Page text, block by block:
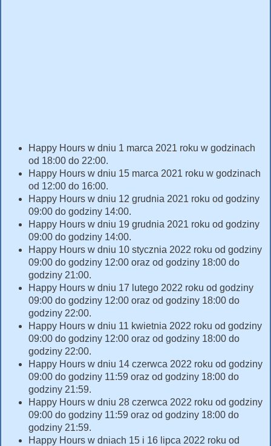
Happy Hours w dniu 1 marca 2021 roku w godzinach
od 18:00 do 22:00.
Happy Hours w dniu 15 marca 2021 roku w godzinach
od 12:00 do 16:00.
Happy Hours w dniu 12 grudnia 2021 roku od godziny
09:00 do godziny 14:00.
Happy Hours w dniu 19 grudnia 2021 roku od godziny
09:00 do godziny 14:00.
Happy Hours w dniu 10 stycznia 2022 roku od godziny
09:00 do godziny 12:00 oraz od godziny 18:00 do
godziny 21:00.
Happy Hours w dniu 17 lutego 2022 roku od godziny
09:00 do godziny 12:00 oraz od godziny 18:00 do
godziny 22:00.
Happy Hours w dniu 11 kwietnia 2022 roku od godziny
09:00 do godziny 12:00 oraz od godziny 18:00 do
godziny 22:00.
Happy Hours w dniu 14 czerwca 2022 roku od godziny
09:00 do godziny 11:59 oraz od godziny 18:00 do
godziny 21:59.
Happy Hours w dniu 28 czerwca 2022 roku od godziny
09:00 do godziny 11:59 oraz od godziny 18:00 do
godziny 21:59.
Happy Hours w dniach 15 i 16 lipca 2022 roku od